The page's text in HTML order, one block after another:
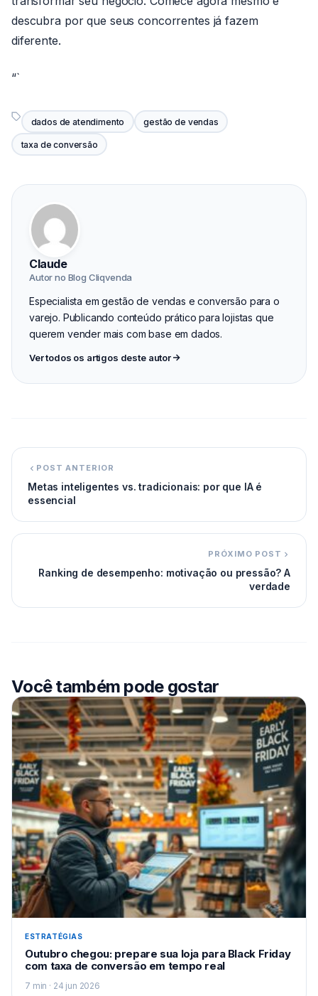
descubra por que seus concorrentes já fazem
diferente.
“`
dados de atendimento gestão de vendas
taxa de conversão
Claude
Autor no Blog Cliqvenda
Especialista em gestão de vendas e conversão para o
varejo. Publicando conteúdo prático para lojistas que
querem vender mais com base em dados.
Ver todos os artigos deste autor
POST ANTERIOR
Metas inteligentes vs. tradicionais: por que IA é
essencial
PRÓXIMO POST
Ranking de desempenho: motivação ou pressão? A
verdade
Você também pode gostar
ESTRATÉGIAS
Outubro chegou: prepare sua loja para Black Friday
com taxa de conversão em tempo real
7 min · 24 jun 2026